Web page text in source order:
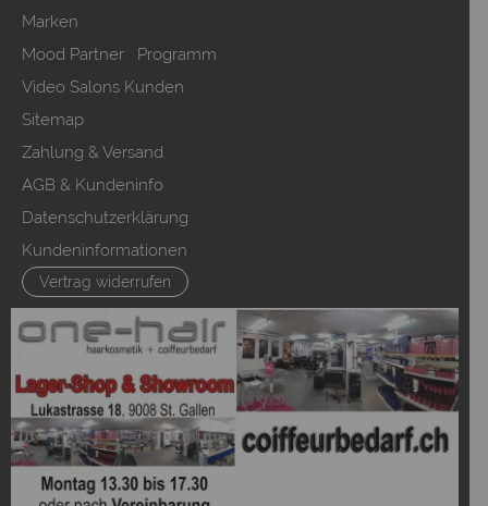
Marken
Mood Partner Programm
Video Salons Kunden
Sitemap
Zahlung & Versand
AGB & Kundeninfo
Datenschutzerklärung
Kundeninformationen
Vertrag widerrufen